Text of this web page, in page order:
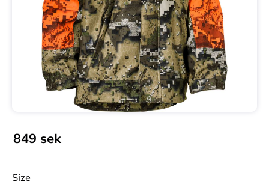
849 sek
Size